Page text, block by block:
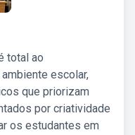
total ao
escolar,
que priorizam
por criatividade
os estudantes em